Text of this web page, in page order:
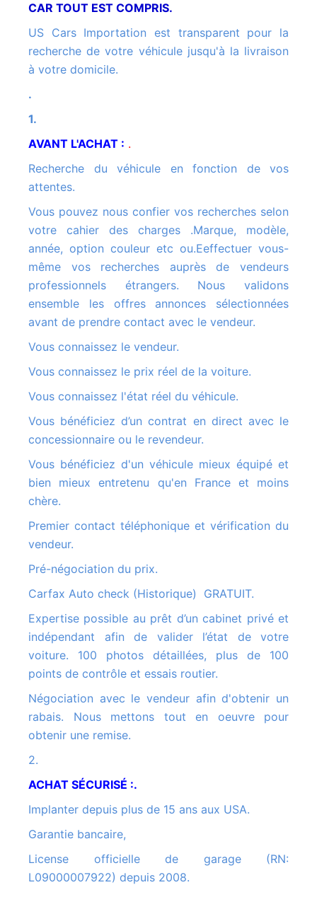
CAR TOUT EST COMPRIS.
US Cars Importation est transparent pour la
recherche de votre véhicule jusqu'à la livraison
à votre domicile.
.
1.
AVANT L'ACHAT : .
Recherche du véhicule en fonction de vos
attentes.
Vous pouvez nous confier vos recherches selon
votre cahier des charges .Marque, modèle,
année, option couleur etc ou.Eeffectuer vous-
même vos recherches auprès de vendeurs
professionnels étrangers. Nous validons
ensemble les offres annonces sélectionnées
avant de prendre contact avec le vendeur.
Vous connaissez le vendeur.
Vous connaissez le prix réel de la voiture.
Vous connaissez l'état réel du véhicule.
Vous bénéficiez d’un contrat en direct avec le
concessionnaire ou le revendeur.
Vous bénéficiez d'un véhicule mieux équipé et
bien mieux entretenu qu'en France et moins
chère.
Premier contact téléphonique et vérification du
vendeur.
Pré-négociation du prix.
Carfax Auto check (Historique) GRATUIT.
Expertise possible au prêt d’un cabinet privé et
indépendant afin de valider l’état de votre
voiture. 100 photos détaillées, plus de 100
points de contrôle et essais routier.
Négociation avec le vendeur afin d'obtenir un
rabais. Nous mettons tout en oeuvre pour
obtenir une remise.
2.
ACHAT SÉCURISÉ :.
Implanter depuis plus de 15 ans aux USA.
Garantie bancaire,
License officielle de garage (RN:
L09000007922) depuis 2008.